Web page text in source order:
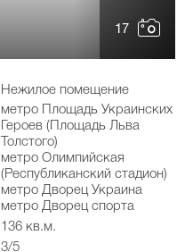
17
Нежилое помещение
метро Площадь Украинских
Героев (Площадь Льва
Толстого)
метро Олимпийская
(Республиканский стадион)
метро Дворец Украина
метро Дворец спорта
136 кв.м.
3/5